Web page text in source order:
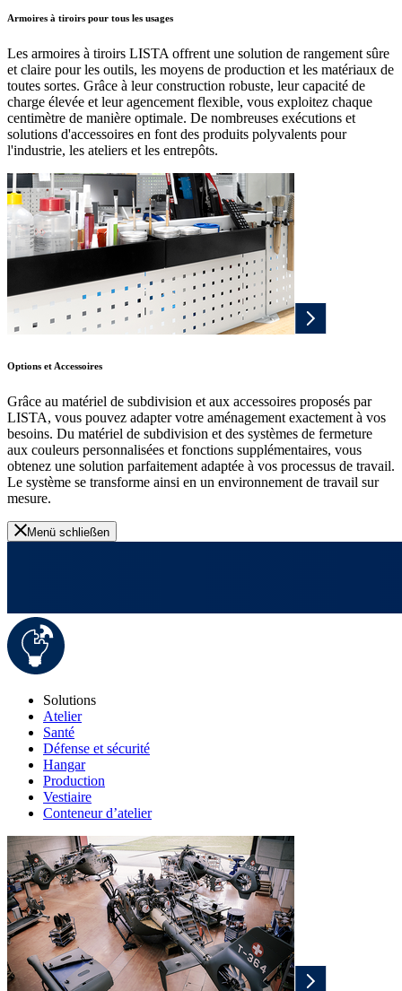
Armoires à tiroirs pour tous les usages
Les armoires à tiroirs LISTA offrent une solution de rangement sûre
et claire pour les outils, les moyens de production et les matériaux de
toutes sortes. Grâce à leur construction robuste, leur capacité de
charge élevée et leur agencement flexible, vous exploitez chaque
centimètre de manière optimale. De nombreuses exécutions et
solutions d'accessoires en font des produits polyvalents pour
l'industrie, les ateliers et les entrepôts.
Options et Accessoires
Grâce au matériel de subdivision et aux accessoires proposés par
LISTA, vous pouvez adapter votre aménagement exactement à vos
besoins. Du matériel de subdivision et des systèmes de fermeture
aux couleurs personnalisées et fonctions supplémentaires, vous
obtenez une solution parfaitement adaptée à vos processus de travail.
Le système se transforme ainsi en un environnement de travail sur
mesure.
Menü schließen
Solutions
Atelier
Santé
Défense et sécurité
Hangar
Production
Vestiaire
Conteneur d’atelier